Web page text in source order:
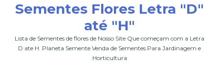
Sementes Flores Letra "D"
até "H"
Lista de Sementes de flores de Nosso Site Que começam com a Letra
D ate H. Planeta Semente Venda de Sementes Para Jardinagem e
Horticultura